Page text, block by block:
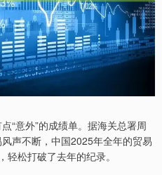
“意外”的成绩单。据海关总署周
声不断，中国2025年全年的贸易
松打破了去年的纪录。